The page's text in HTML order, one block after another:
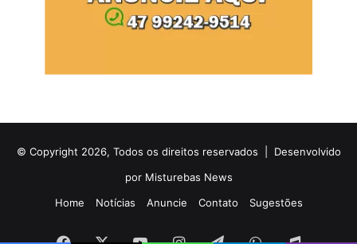
© Copyright 2026, Todos os direitos reservados | Desenvolvido
por Misturebas News
Home
Notícias Anuncie Contato Sugestões